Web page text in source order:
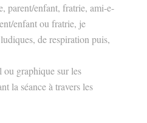
parent/enfant, fratrie, ami-e-
enfant ou fratrie, je
de respiration puis,
graphique sur les
la séance à travers les